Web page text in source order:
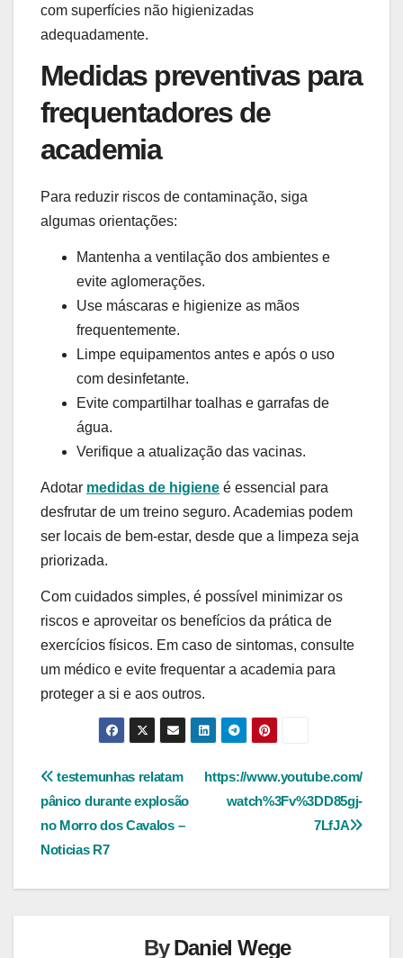
com superfícies não higienizadas
adequadamente.
Medidas preventivas para
frequentadores de
academia
Para reduzir riscos de contaminação, siga
algumas orientações:
Mantenha a ventilação dos ambientes e
evite aglomerações.
Use máscaras e higienize as mãos
frequentemente.
Limpe equipamentos antes e após o uso
com desinfetante.
Evite compartilhar toalhas e garrafas de
água.
Verifique a atualização das vacinas.
Adotar medidas de higiene é essencial para
desfrutar de um treino seguro. Academias podem
ser locais de bem-estar, desde que a limpeza seja
priorizada.
Com cuidados simples, é possível minimizar os
riscos e aproveitar os benefícios da prática de
exercícios físicos. Em caso de sintomas, consulte
um médico e evite frequentar a academia para
proteger a si e aos outros.
Navegação
de
Post
https://www.youtube.com/
watch%3Fv%3DD85gj-
7LfJA
testemunhas relatam
pânico durante explosão
no Morro dos Cavalos –
Noticias R7
ByDaniel Wege